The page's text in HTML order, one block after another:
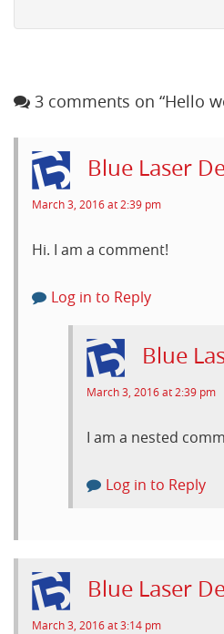
3 comments on “Hello
Blue Laser
March 3, 2016 at 2:39 pm
Hi. I am a comment!
Log in to Reply
Blue
March 3, 2016 at 2:39 pm
I am a nested
Log in to Reply
Blue Laser
March 3, 2016 at 3:14 pm